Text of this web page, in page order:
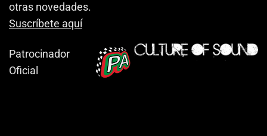
otras novedades.
Suscríbete aquí
Patrocinador
Oficial